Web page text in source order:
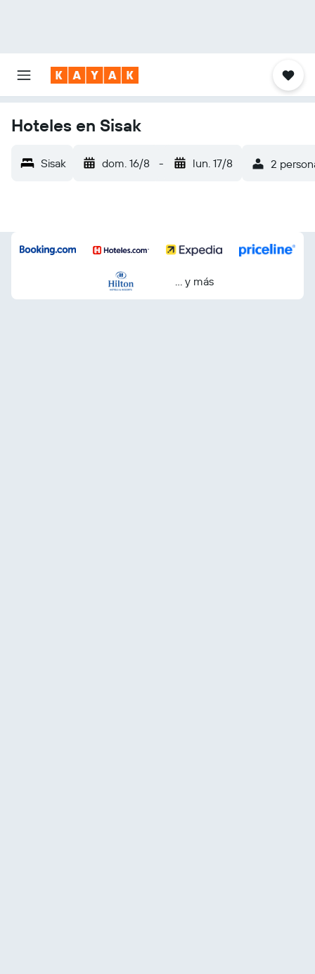
Hoteles en Sisak
Sisak dom. 16/8 - lun. 17/8 2
… y más